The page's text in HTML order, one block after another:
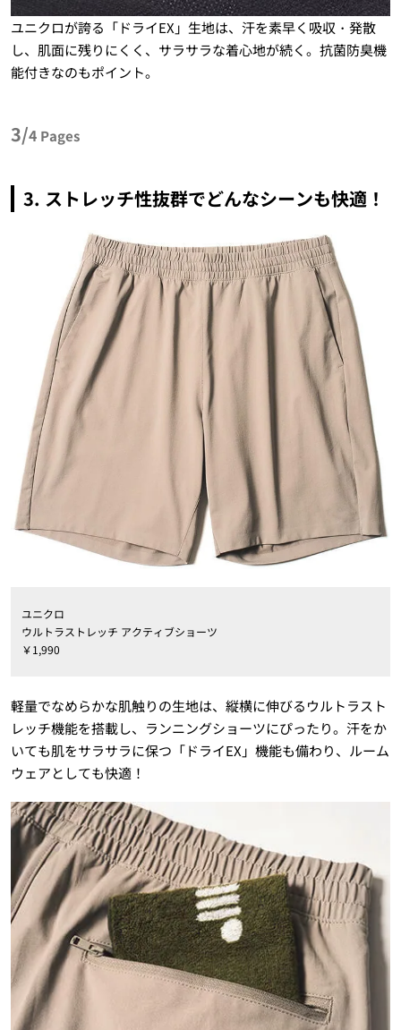
ユニクロが誇る「ドライEX」生地は、汗を素早く吸収・発散
し、肌面に残りにくく、サラサラな着心地が続く。抗菌防臭機
能付きなのもポイント。
3/4 Pages
3. ストレッチ性抜群でどんなシーンも快適！
ユニクロ
ウルトラストレッチ アクティブショーツ
￥1,990
軽量でなめらかな肌触りの生地は、縦横に伸びるウルトラスト
レッチ機能を搭載し、ランニングショーツにぴったり。汗をか
いても肌をサラサラに保つ「ドライEX」機能も備わり、ルーム
ウェアとしても快適！